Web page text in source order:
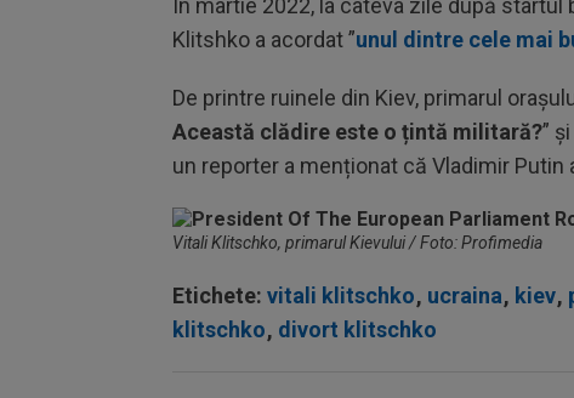
Klitshko a acordat ”unul dintre cele mai
De printre ruinele din Kiev, primarul
Această clădire este o țintă militară?”
un reporter a menționat că Vladimir
Vitali Klitschko, primarul Kievului / Foto: Profimedia
Etichete: vitali klitschko, ucraina, kiev,
klitschko, divort klitschko